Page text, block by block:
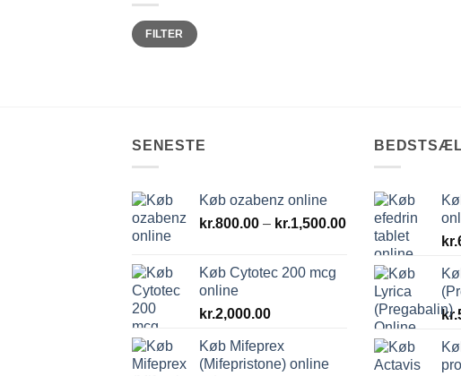
Mindste
pris
Højeste
prisFILTER
SENESTE
Køb ozabenz online
kr.800.00 – kr.1,500.00Prisinterval:
kr.800.00
kr.1,500.00
Køb Cytotec 200 mcg
online
kr.2,000.00
Køb Mifeprex
(Mifepristone) online
kr.
kr.